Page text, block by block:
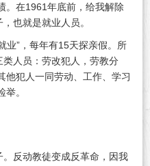
。在1961年底前，给我解除
也就是就业人员。
业”，每年有15天探亲假。所
类人员：劳改犯人，劳教分
他犯人一同劳动、工作、学习
。
。反动教徒变成反革命，因我